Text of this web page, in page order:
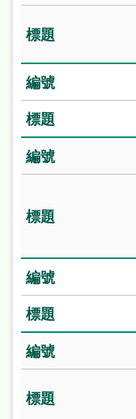
常
見
問
答
雙
詞
北
通
陳
系
統